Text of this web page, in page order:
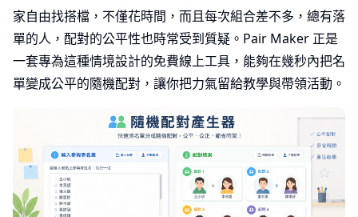
家自由找搭檔，不僅花時間，而且每次組合差不多，總有落
單的人，配對的公平性也時常受到質疑。Pair Maker 正是
一套專為這種情境設計的免費線上工具，能夠在幾秒內把名
單變成公平的隨機配對，讓你把力氣留給教學與帶領活動。